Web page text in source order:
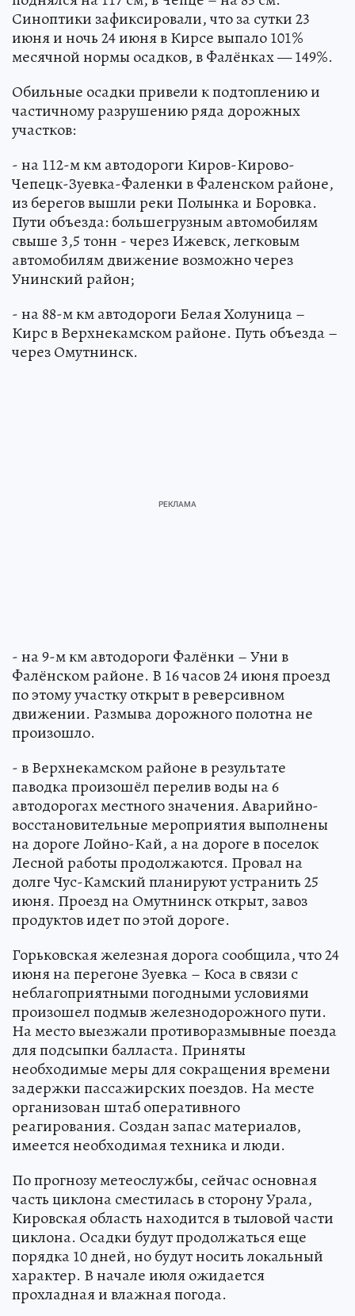
Синоптики зафиксировали, что за сутки 23
июня и ночь 24 июня в Кирсе выпало 101%
месячной нормы осадков, в Фалёнках — 149%.
Обильные осадки привели к подтоплению и
частичному разрушению ряда дорожных
участков:
- на 112-м км автодороги Киров-Кирово-
Чепецк-Зуевка-Фаленки в Фаленском районе,
из берегов вышли реки Полынка и Боровка.
Пути объезда: большегрузным автомобилям
свыше 3,5 тонн - через Ижевск, легковым
автомобилям движение возможно через
Унинский район;
- на 88-м км автодороги Белая Холуница –
Кирс в Верхнекамском районе. Путь объезда –
через Омутнинск.
- на 9-м км автодороги Фалёнки – Уни в
Фалёнском районе. В 16 часов 24 июня проезд
по этому участку открыт в реверсивном
движении. Размыва дорожного полотна не
произошло.
- в Верхнекамском районе в результате
паводка произошёл перелив воды на 6
автодорогах местного значения. Аварийно-
восстановительные мероприятия выполнены
на дороге Лойно-Кай, а на дороге в поселок
Лесной работы продолжаются. Провал на
долге Чус-Камский планируют устранить 25
июня. Проезд на Омутнинск открыт, завоз
продуктов идет по этой дороге.
Горьковская железная дорога сообщила, что 24
июня на перегоне Зуевка – Коса в связи с
неблагоприятными погодными условиями
произошел подмыв железнодорожного пути.
На место выезжали противоразмывные поезда
для подсыпки балласта. Приняты
необходимые меры для сокращения времени
задержки пассажирских поездов. На месте
организован штаб оперативного
реагирования. Создан запас материалов,
имеется необходимая техника и люди.
По прогнозу метеослужбы, сейчас основная
часть циклона сместилась в сторону Урала,
Кировская область находится в тыловой части
циклона. Осадки будут продолжаться еще
порядка 10 дней, но будут носить локальный
характер. В начале июля ожидается
прохладная и влажная погода.